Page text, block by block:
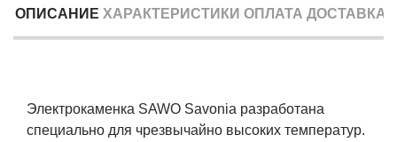
ОПИСАНИЕ ХАРАКТЕРИСТИКИ ОПЛАТА ДОСТАВКА
Электрокаменка SAWO Savonia разработана
специально для чрезвычайно высоких температур.